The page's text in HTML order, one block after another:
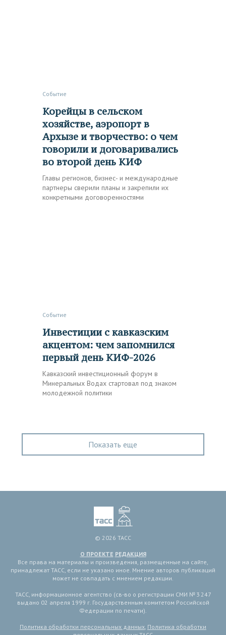
Событие
Корейцы в сельском
хозяйстве, аэропорт в
Архызе и творчество: о чем
говорили и договаривались
во второй день КИФ
Главы регионов, бизнес- и международные
партнеры сверили планы и закрепили их
конкретными договоренностями
Событие
Инвестиции с кавказским
акцентом: чем запомнился
первый день КИФ-2026
Кавказский инвестиционный форум в
Минеральных Водах стартовал под знаком
молодежной политики
Показать еще
© 2026 ТАСС
О ПРОЕКТЕ РЕДАКЦИЯ
Все права на материалы и произведения, размещенные на сайте,
принадлежат ТАСС, если не указано иное. Мнение авторов публикаций
может не совпадать с мнением редакции.
ТАСС, информационное агентство (св-во о регистрации СМИ № 3 247
выдано 02 апреля 1999 г. Государственным комитетом Российской
Федерации по печати).
Политика обработки персональных данных Политика обработки